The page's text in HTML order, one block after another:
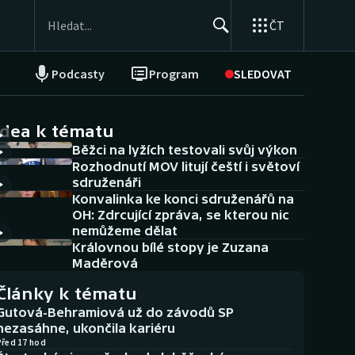
ČT
Podcasty Program SLEDOVAT
NEPŘEHLÉDNĚTE
Historické návraty
Aplikace ČT sport
AZ kvíz
k tématu
Běžci na lyžích testovali svůj výkon
Rozhodnutí MOV litují čeští i světoví
sdruženáři
Konvalinka ke konci sdruženářů na
OH: Zdrcující zpráva, se kterou nic
nemůžeme dělat
Královnou bílé stopy je Zuzana
Maděrová
k tématu
Behramiová už do závodů SP
ukončila kariéru
17 hod